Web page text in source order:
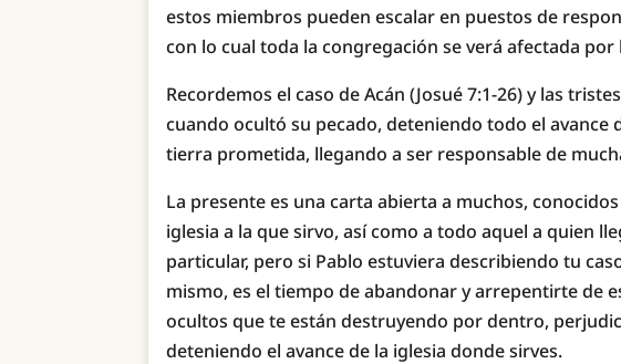
estos miembros pueden escalar en puestos de
con lo cual toda la congregación se verá afectada
Recordemos el caso de Acán (Josué 7:1-26) y las
cuando ocultó su pecado, deteniendo todo el avance
tierra prometida, llegando a ser responsable de
La presente es una carta abierta a muchos,
iglesia a la que sirvo, así como a todo aquel a quien
particular, pero si Pablo estuviera describiendo tu
mismo, es el tiempo de abandonar y arrepentirte de
ocultos que te están destruyendo por dentro,
deteniendo el avance de la iglesia donde sirves.